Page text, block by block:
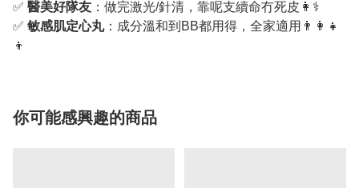
✅ 醫美好隊友 ：做完激光/針清，靠呢支續命冇死皮👩⚕️
✅ 敏感肌定心丸：成分溫和到BB都用得，全家適用👨👩👧
👦
你可能感興趣的商品